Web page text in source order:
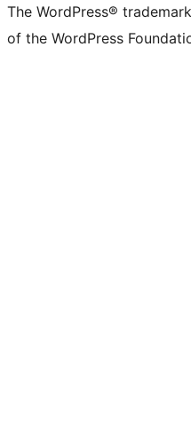
The WordPress®
of the WordPress